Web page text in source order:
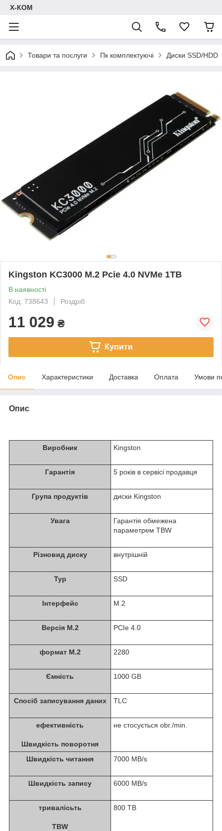
Х-КОМ
Товари та послуги Пк комплектуючі Диски SSD/HDD
Kingston KC3000 M.2 Pcie 4.0 NVMe 1TB
В наявності
Код: 738643
Роздріб
11 029 ₴
Купити
Опис Характеристики Доставка Оплата Умови
Опис
Виробник Kingston
Гарантія 5 років в сервісі продавця
Група продуктів диски Kingston
Увага
Гарантія обмежена
параметрем TBW
Різновид диску внутрішній
Typ SSD
Інтерфейс M.2
Версія M.2 PCIe 4.0
формат M.2 2280
Ємність 1000 GB
Спосіб записування даних TLC
ефективність
Швидкість поворотня
не стосується obr./min.
Швидкість читання 7000 MB/s
Швидкість запису 6000 MB/s
тривалісьть
TBW
800 TB